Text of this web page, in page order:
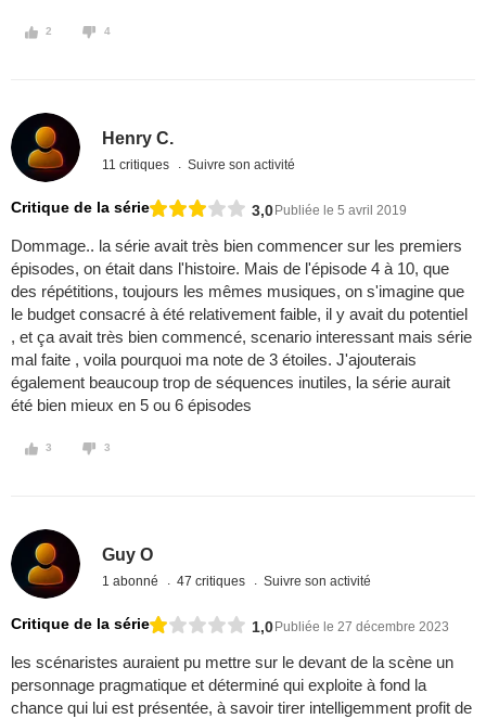
2 4
Henry C.
11 critiques Suivre son activité
Critique de la série 3,0Publiée le 5 avril 2019
Dommage.. la série avait très bien commencer sur les premiers
épisodes, on était dans l'histoire. Mais de l'épisode 4 à 10, que
des répétitions, toujours les mêmes musiques, on s'imagine que
le budget consacré à été relativement faible, il y avait du potentiel
, et ça avait très bien commencé, scenario interessant mais série
mal faite , voila pourquoi ma note de 3 étoiles. J'ajouterais
également beaucoup trop de séquences inutiles, la série aurait
été bien mieux en 5 ou 6 épisodes
3 3
Guy O
1 abonné 47 critiques Suivre son activité
Critique de la série 1,0Publiée le 27 décembre 2023
les scénaristes auraient pu mettre sur le devant de la scène un
personnage pragmatique et déterminé qui exploite à fond la
chance qui lui est présentée, à savoir tirer intelligemment profit de